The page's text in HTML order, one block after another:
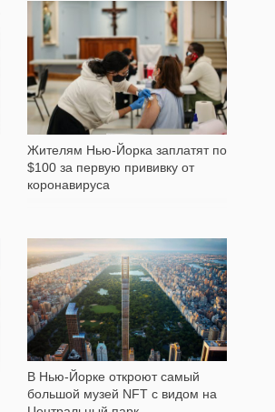
Жителям Нью-Йорка заплатят по
$100 за первую прививку от
коронавируса
В Нью-Йорке откроют самый
большой музей NFT с видом на
423